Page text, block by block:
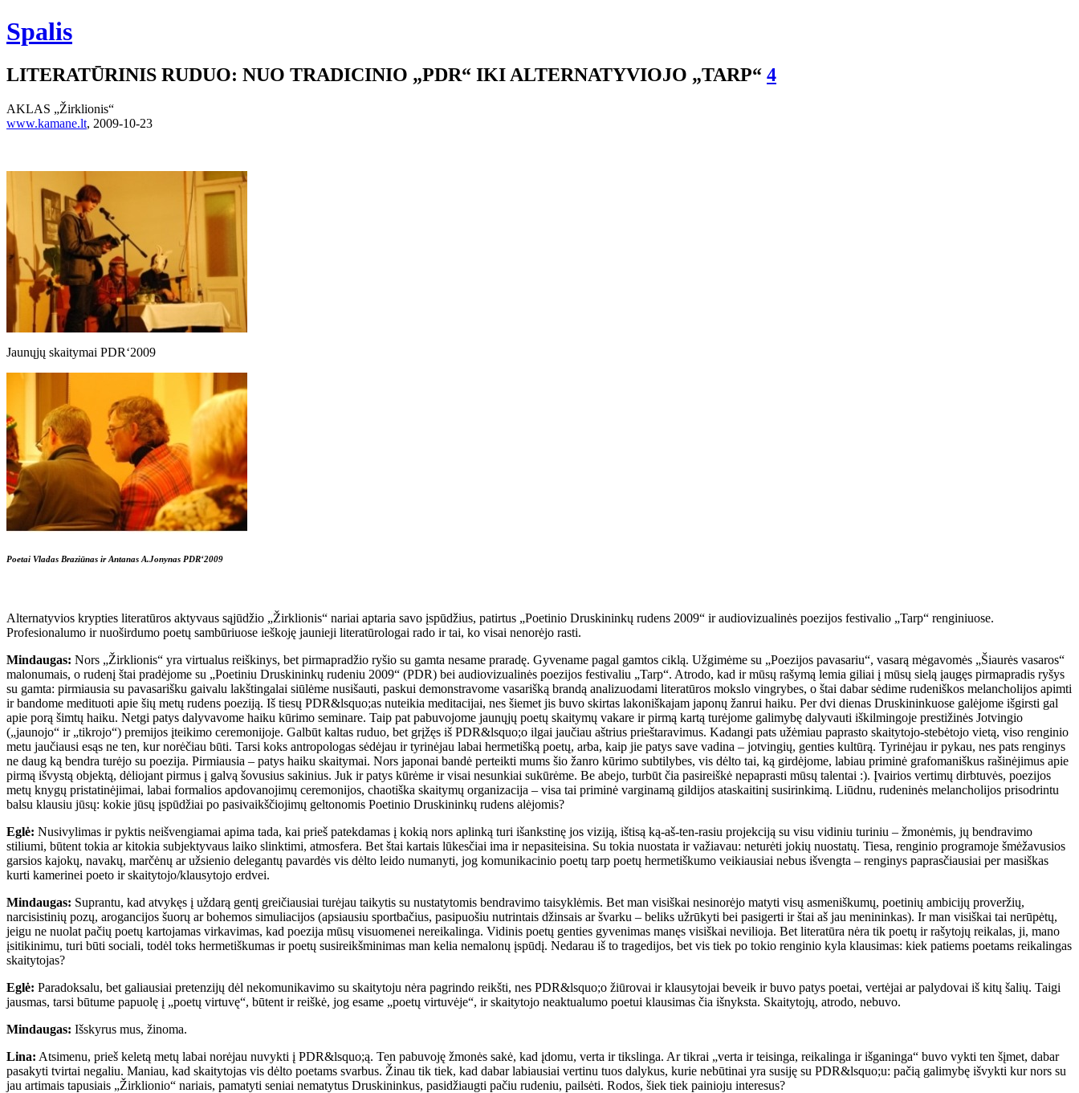
Spalis
LITERATŪRINIS RUDUO: NUO TRADICINIO „PDR“ IKI ALTERNATYVIOJO „TARP“ 4
AKLAS „Žirklionis“
www.kamane.lt, 2009-10-23
Jaunųjų skaitymai PDR‘2009
Poetai Vladas Braziūnas ir Antanas A.Jonynas PDR‘2009
Alternatyvios krypties literatūros aktyvaus sąjūdžio „Žirklionis“ nariai aptaria savo įspūdžius, patirtus „Poetinio Druskininkų rudens 2009“ ir audiovizualinės poezijos festivalio „Tarp“ renginiuose.
Profesionalumo ir nuoširdumo poetų sambūriuose ieškoję jaunieji literatūrologai rado ir tai, ko visai nenorėjo rasti.
Mindaugas: Nors „Žirklionis“ yra virtualus reiškinys, bet pirmapradžio ryšio su gamta nesame praradę. Gyvename pagal gamtos ciklą. Užgimėme su „Poezijos pavasariu“, vasarą mėgavomės „Šiaurės vasaros“
malonumais, o rudenį štai pradėjome su „Poetiniu Druskininkų rudeniu 2009“ (PDR) bei audiovizualinės poezijos festivaliu „Tarp“. Atrodo, kad ir mūsų rašymą lemia giliai į mūsų sielą įaugęs pirmapradis ryšys
su gamta: pirmiausia su pavasarišku gaivalu lakštingalai siūlėme nusišauti, paskui demonstravome vasarišką brandą analizuodami literatūros mokslo vingrybes, o štai dabar sėdime rudeniškos melancholijos apimti
ir bandome medituoti apie šių metų rudens poeziją. Iš tiesų PDR&lsquo;as nuteikia meditacijai, nes šiemet jis buvo skirtas lakoniškajam japonų žanrui haiku. Per dvi dienas Druskininkuose galėjome išgirsti gal
apie porą šimtų haiku. Netgi patys dalyvavome haiku kūrimo seminare. Taip pat pabuvojome jaunųjų poetų skaitymų vakare ir pirmą kartą turėjome galimybę dalyvauti iškilmingoje prestižinės Jotvingio
(„jaunojo“ ir „tikrojo“) premijos įteikimo ceremonijoje. Galbūt kaltas ruduo, bet grįžęs iš PDR&lsquo;o ilgai jaučiau aštrius prieštaravimus. Kadangi pats užėmiau paprasto skaitytojo-stebėtojo vietą, viso renginio
metu jaučiausi esąs ne ten, kur norėčiau būti. Tarsi koks antropologas sėdėjau ir tyrinėjau labai hermetišką poetų, arba, kaip jie patys save vadina – jotvingių, genties kultūrą. Tyrinėjau ir pykau, nes pats renginys
ne daug ką bendra turėjo su poezija. Pirmiausia – patys haiku skaitymai. Nors japonai bandė perteikti mums šio žanro kūrimo subtilybes, vis dėlto tai, ką girdėjome, labiau priminė grafomaniškus rašinėjimus apie
pirmą išvystą objektą, dėliojant pirmus į galvą šovusius sakinius. Juk ir patys kūrėme ir visai nesunkiai sukūrėme. Be abejo, turbūt čia pasireiškė nepaprasti mūsų talentai :). Įvairios vertimų dirbtuvės, poezijos
metų knygų pristatinėjimai, labai formalios apdovanojimų ceremonijos, chaotiška skaitymų organizacija – visa tai priminė varginamą gildijos ataskaitinį susirinkimą. Liūdnu, rudeninės melancholijos prisodrintu
balsu klausiu jūsų: kokie jūsų įspūdžiai po pasivaikščiojimų geltonomis Poetinio Druskininkų rudens alėjomis?
Eglė: Nusivylimas ir pyktis neišvengiamai apima tada, kai prieš patekdamas į kokią nors aplinką turi išankstinę jos viziją, ištisą ką-aš-ten-rasiu projekciją su visu vidiniu turiniu – žmonėmis, jų bendravimo
stiliumi, būtent tokia ar kitokia subjektyvaus laiko slinktimi, atmosfera. Bet štai kartais lūkesčiai ima ir nepasiteisina. Su tokia nuostata ir važiavau: neturėti jokių nuostatų. Tiesa, renginio programoje šmėžavusios
garsios kajokų, navakų, marčėnų ar užsienio delegantų pavardės vis dėlto leido numanyti, jog komunikacinio poetų tarp poetų hermetiškumo veikiausiai nebus išvengta – renginys paprasčiausiai per masiškas
kurti kamerinei poeto ir skaitytojo/klausytojo erdvei.
Mindaugas: Suprantu, kad atvykęs į uždarą gentį greičiausiai turėjau taikytis su nustatytomis bendravimo taisyklėmis. Bet man visiškai nesinorėjo matyti visų asmeniškumų, poetinių ambicijų proveržių,
narcisistinių pozų, arogancijos šuorų ar bohemos simuliacijos (apsiausiu sportbačius, pasipuošiu nutrintais džinsais ar švarku – beliks užrūkyti bei pasigerti ir štai aš jau menininkas). Ir man visiškai tai nerūpėtų,
jeigu ne nuolat pačių poetų kartojamas virkavimas, kad poezija mūsų visuomenei nereikalinga. Vidinis poetų genties gyvenimas manęs visiškai nevilioja. Bet literatūra nėra tik poetų ir rašytojų reikalas, ji, mano
įsitikinimu, turi būti sociali, todėl toks hermetiškumas ir poetų susireikšminimas man kelia nemalonų įspūdį. Nedarau iš to tragedijos, bet vis tiek po tokio renginio kyla klausimas: kiek patiems poetams reikalingas
skaitytojas?
Eglė: Paradoksalu, bet galiausiai pretenzijų dėl nekomunikavimo su skaitytoju nėra pagrindo reikšti, nes PDR&lsquo;o žiūrovai ir klausytojai beveik ir buvo patys poetai, vertėjai ar palydovai iš kitų šalių. Taigi
jausmas, tarsi būtume papuolę į „poetų virtuvę“, būtent ir reiškė, jog esame „poetų virtuvėje“, ir skaitytojo neaktualumo poetui klausimas čia išnyksta. Skaitytojų, atrodo, nebuvo.
Mindaugas: Išskyrus mus, žinoma.
Lina: Atsimenu, prieš keletą metų labai norėjau nuvykti į PDR&lsquo;ą. Ten pabuvoję žmonės sakė, kad įdomu, verta ir tikslinga. Ar tikrai „verta ir teisinga, reikalinga ir išganinga“ buvo vykti ten šįmet, dabar
pasakyti tvirtai negaliu. Maniau, kad skaitytojas vis dėlto poetams svarbus. Žinau tik tiek, kad dabar labiausiai vertinu tuos dalykus, kurie nebūtinai yra susiję su PDR&lsquo;u: pačią galimybę išvykti kur nors su
jau artimais tapusiais „Žirklionio“ nariais, pamatyti seniai nematytus Druskininkus, pasidžiaugti pačiu rudeniu, pailsėti. Rodos, šiek tiek painioju interesus?